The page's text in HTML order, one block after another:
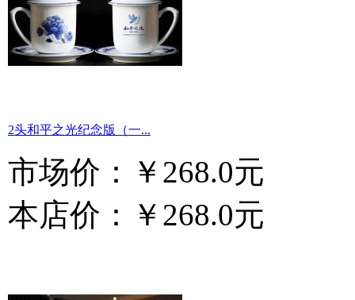
2头和平之光纪念版（一...
市场价：
￥268.0元
本店价：
￥268.0元